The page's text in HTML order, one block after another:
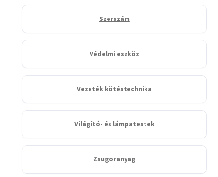
Szerszám
Védelmi eszköz
Vezeték kötéstechnika
Világító- és lámpatestek
Zsugoranyag